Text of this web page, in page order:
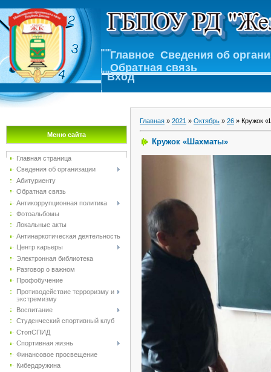
Главное Сведения об
Обратная связь
Вход
Меню сайта
Главная страница
Сведения об организации
Абитуриенту
Обратная связь
Антикоррупционная политика
Фотоальбомы
Локальные акты
Антинаркотическая деятельность
Центр карьеры
Электронная библиотека
Разговор о важном
Профобучение
Противодействие терроризму и
экстремизму
Воспитание
Студенческий спортивный клуб
CтопСПИД
Спортивная жизнь
Финансовое просвещение
Кибердружина
Главная » 2021 » Октябрь » 26 » Кружок
Кружок «Шахматы»